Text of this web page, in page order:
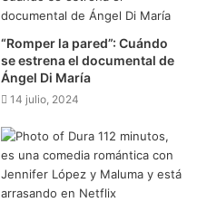
“Romper la pared”: Cuándo
se estrena el documental de
Ángel Di María
14 julio, 2024